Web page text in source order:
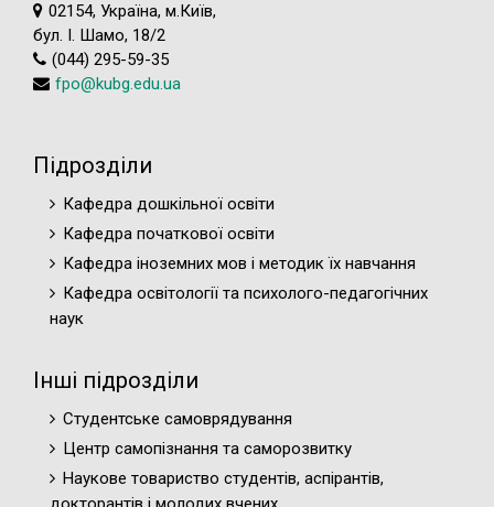
02154, Україна, м.Київ,
бул. І. Шамо, 18/2
(044) 295-59-35
fpo@kubg.edu.ua
Підрозділи
Кафедра дошкільної освіти
Кафедра початкової освіти
Кафедра іноземних мов і методик їх навчання
Кафедра освітології та психолого-педагогічних
наук
Інші підрозділи
Студентське самоврядування
Центр самопізнання та саморозвитку
Наукове товариство студентів, аспірантів,